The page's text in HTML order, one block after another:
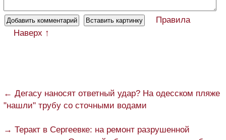
Правила
Наверх ↑
← Дегасу наносят ответный удар? На одесском пляже
"нашли" трубу со сточными водами
→ Теракт в Сергеевке: на ремонт разрушенной